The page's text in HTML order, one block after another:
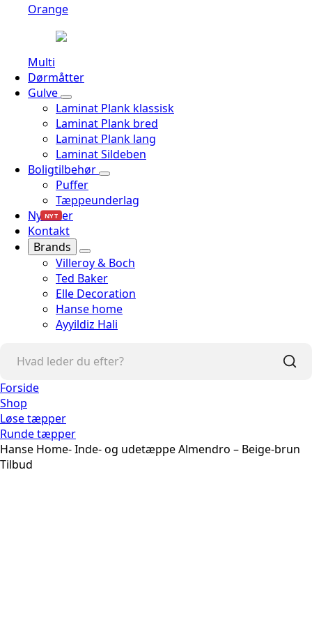
Orange
Multi
Dørmåtter
Gulve
Laminat Plank klassisk
Laminat Plank bred
Laminat Plank lang
Laminat Sildeben
Boligtilbehør
Puffer
Tæppeunderlag
Nyheder
NYT
Kontakt
Brands
Villeroy & Boch
Ted Baker
Elle Decoration
Hanse home
Ayyildiz Hali
Forside
Shop
Løse tæpper
Runde tæpper
Hanse Home- Inde- og udetæppe Almendro – Beige-brun
Tilbud